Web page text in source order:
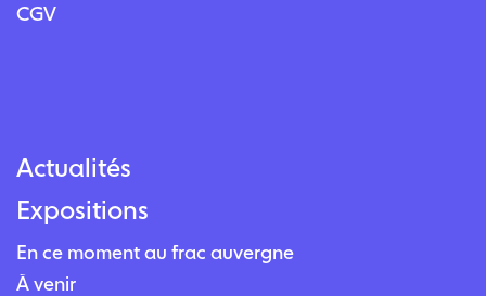
CGV
Actualités
Expositions
En ce moment au frac auvergne
À venir